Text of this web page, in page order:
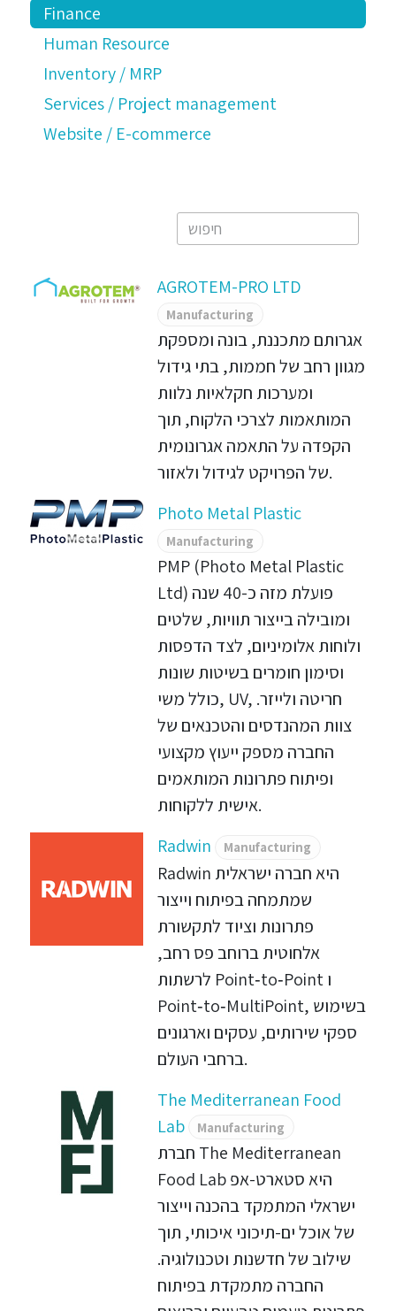
Finance
Human Resource
Inventory / MRP
Services / Project management
Website / E-commerce
AGROTEM-PRO LTD
Manufacturing
אגרותם מתכננת, בונה ומספקת
מגוון רחב של חממות, בתי גידול
ומערכות חקלאיות נלוות
המותאמות לצרכי הלקוח, תוך
הקפדה על התאמה אגרונומית
של הפרויקט לגידול ולאזור.
Photo Metal Plastic
Manufacturing
PMP (Photo Metal Plastic
Ltd) פועלת מזה כ-40 שנה
ומובילה בייצור תוויות, שלטים
ולוחות אלומיניום, לצד הדפסות
וסימון חומרים בשיטות שונות
כולל משי, UV, חריטה ולייזר.
צוות המהנדסים והטכנאים של
החברה מספק ייעוץ מקצועי
ופיתוח פתרונות המותאמים
אישית ללקוחות.
Radwin
Manufacturing
Radwin היא חברה ישראלית
שמתמחה בפיתוח וייצור
פתרונות וציוד לתקשורת
אלחוטית ברוחב פס רחב,
לרשתות Point‑to‑Point ו
Point‑to‑MultiPoint, בשימוש
ספקי שירותים, עסקים וארגונים
ברחבי העולם.
The Mediterranean Food
Lab
Manufacturing
חברת The Mediterranean
Food Lab היא סטארט-אפ
ישראלי המתמקד בהכנה וייצור
של אוכל ים-תיכוני איכותי, תוך
שילוב של חדשנות וטכנולוגיה.
החברה מתמקדת בפיתוח